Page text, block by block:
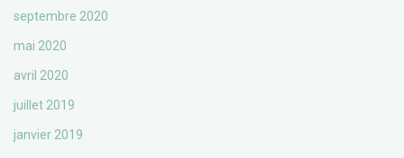
septembre 2020
mai 2020
avril 2020
juillet 2019
janvier 2019